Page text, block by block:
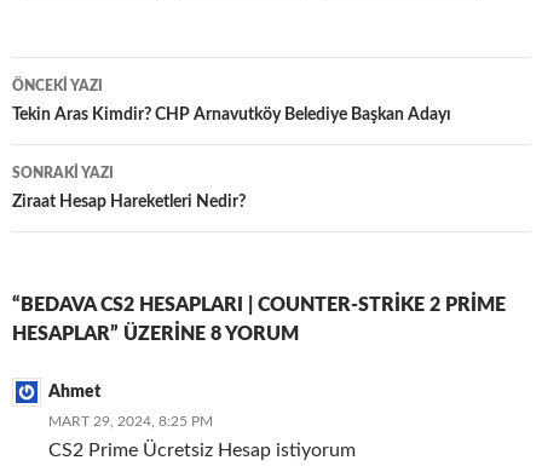
Yazı
dolaşımı
ÖNCEKI YAZI
Tekin Aras Kimdir? CHP Arnavutköy Belediye Başkan Adayı
SONRAKI YAZI
Ziraat Hesap Hareketleri Nedir?
“BEDAVA CS2 HESAPLARI | COUNTER-STRIKE 2 PRIME
HESAPLAR” ÜZERINE 8 YORUM
Ahmet
MART 29, 2024, 8:25 PM
CS2 Prime Ücretsiz Hesap istiyorum